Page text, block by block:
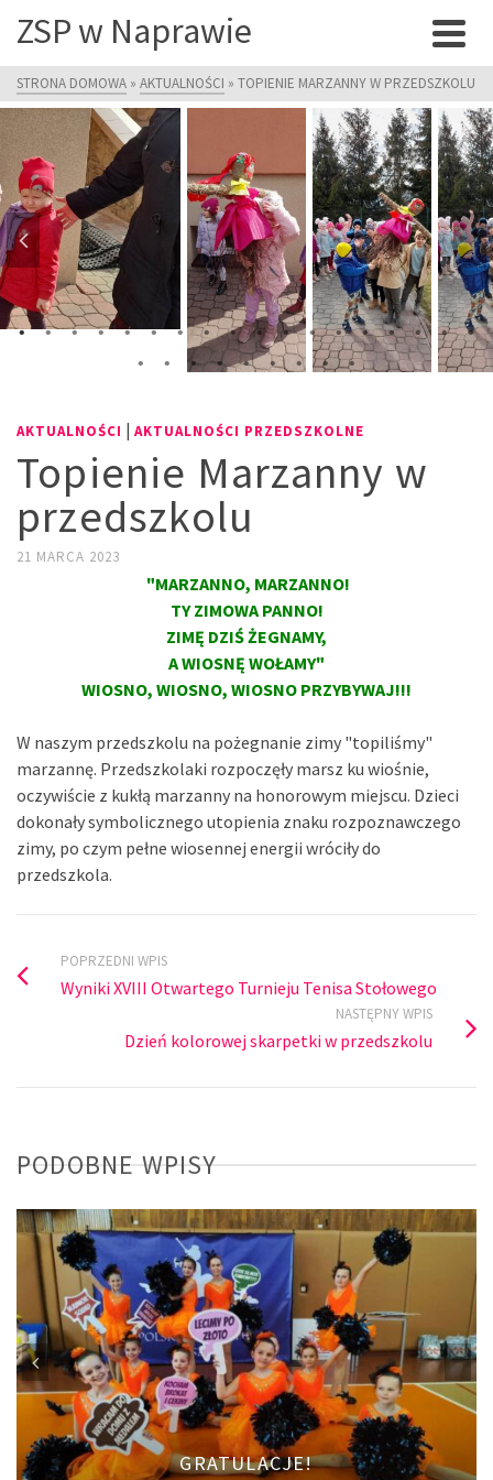
ZSP w Naprawie
STRONA DOMOWA » AKTUALNOŚCI » TOPIENIE MARZANNY W PRZEDSZKOLU
AKTUALNOŚCI | AKTUALNOŚCI PRZEDSZKOLNE
Topienie Marzanny w
przedszkolu
21 MARCA 2023
"MARZANNO, MARZANNO!
TY ZIMOWA PANNO!
ZIMĘ DZIŚ ŻEGNAMY,
A WIOSNĘ WOŁAMY"
WIOSNO, WIOSNO, WIOSNO PRZYBYWAJ!!!
W naszym przedszkolu na pożegnanie zimy "topiliśmy"
marzannę. Przedszkolaki rozpoczęły marsz ku wiośnie,
oczywiście z kukłą marzanny na honorowym miejscu. Dzieci
dokonały symbolicznego utopienia znaku rozpoznawczego
zimy, po czym pełne wiosennej energii wróciły do
przedszkola.
POPRZEDNI WPIS
Wyniki XVIII Otwartego Turnieju Tenisa Stołowego
NASTĘPNY WPIS
Dzień kolorowej skarpetki w przedszkolu
PODOBNE WPISY
GRATULACJE!